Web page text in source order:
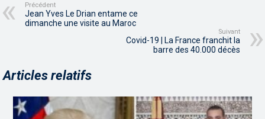
Précédent
Jean Yves Le Drian entame ce
dimanche une visite au Maroc
Suivant
Covid-19 | La France franchit la
barre des 40.000 décès
Articles relatifs